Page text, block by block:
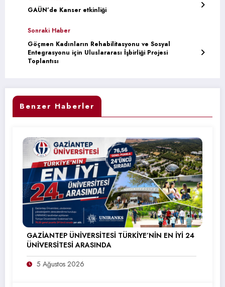
GAÜN’de Kanser etkinliği
Sonraki Haber
Göçmen Kadınların Rehabilitasyonu ve Sosyal
Entegrasyonu için Uluslararası İşbirliği Projesi
Toplantısı
Benzer Haberler
GAZİANTEP ÜNİVERSİTESİ TÜRKİYE’NİN EN İYİ 24
ÜNİVERSİTESİ ARASINDA
5 Ağustos 2026